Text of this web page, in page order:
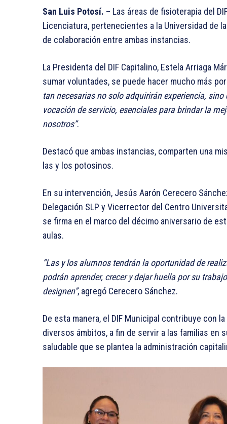
San Luis Potosí. – Las áreas de fisioterapia del
Licenciatura, pertenecientes a la Universidad de
de colaboración entre ambas instancias.
La Presidenta del DIF Capitalino, Estela Arriaga
sumar voluntades, se puede hacer mucho más
tan necesarias no solo adquirirán experiencia,
vocación de servicio, esenciales para brindar la
nosotros”.
Destacó que ambas instancias, comparten una
las y los potosinos.
En su intervención, Jesús Aarón Cerecero
Delegación SLP y Vicerrector del Centro
se firma en el marco del décimo aniversario de
aulas.
“Las y los alumnos tendrán la oportunidad de
podrán aprender, crecer y dejar huella por su
designen”, agregó Cerecero Sánchez.
De esta manera, el DIF Municipal contribuye con
diversos ámbitos, a fin de servir a las familias en
saludable que se plantea la administración